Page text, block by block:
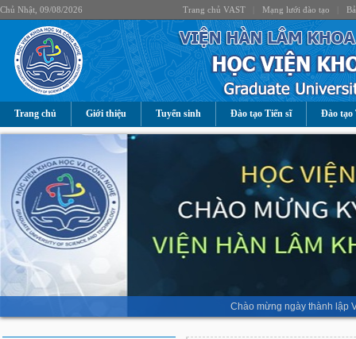
Chủ Nhật, 09/08/2026 Trang chủ VAST Mạng lưới đào tạo
Trang chủ Giới thiệu Tuyển sinh Đào tạo Tiến sĩ Đào tạo
Chào mừng ngày thành lập